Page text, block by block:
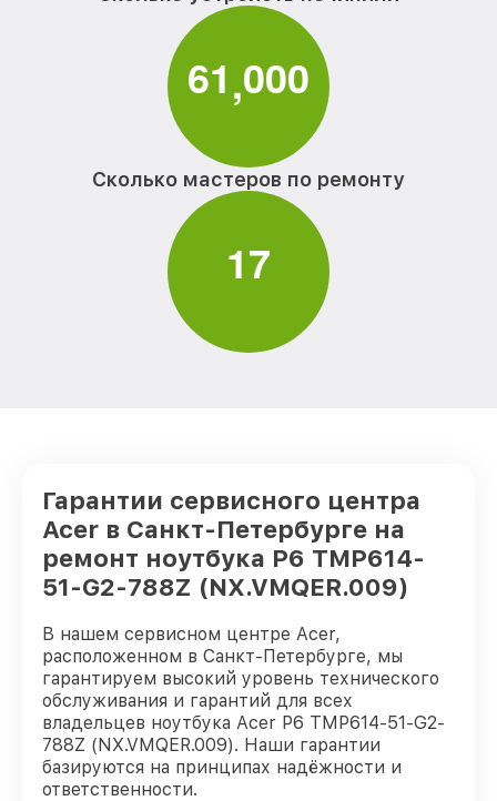
61,000
Сколько мастеров по ремонту
17
Гарантии сервисного центра
Acer в Санкт-Петербурге на
ремонт ноутбука P6 TMP614-
51-G2-788Z (NX.VMQER.009)
В нашем сервисном центре Acer,
расположенном в Санкт-Петербурге, мы
гарантируем высокий уровень технического
обслуживания и гарантий для всех
владельцев ноутбука Acer P6 TMP614-51-G2-
788Z (NX.VMQER.009). Наши гарантии
базируются на принципах надёжности и
ответственности.